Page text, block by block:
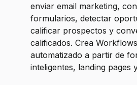
enviar email marketing,
formularios, detectar
calificar prospectos y
calificados. Crea
automatizado a partir de
inteligentes, landing pages